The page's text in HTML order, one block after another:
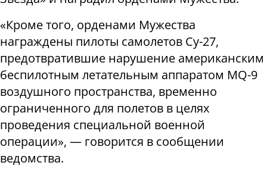
«Кроме того, орденами Мужества
награждены пилоты самолетов Су-27,
предотвратившие нарушение американским
беспилотным летательным аппаратом MQ-9
воздушного пространства, временно
ограниченного для полетов в целях
проведения специальной военной
операции», — говорится в сообщении
ведомства.